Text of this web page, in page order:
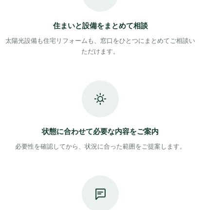
住まいと設備をまとめて相談
太陽光設備も住宅リフォームも、窓口をひとつにまとめてご相談い
ただけます。
状態に合わせて必要な内容をご案内
必要性を確認してから、状況に合った範囲をご提案します。